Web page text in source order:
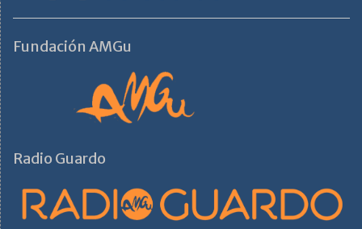
Fundación AMGu
Radio Guardo